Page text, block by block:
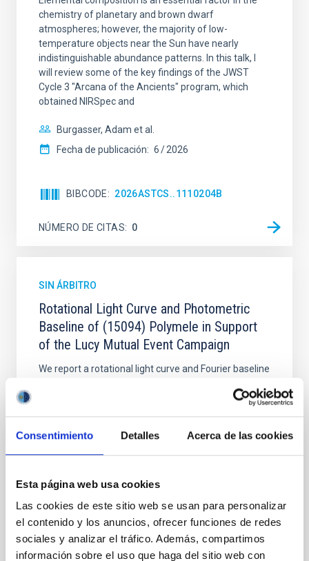
Consentimiento Detalles Acerca de las cookies
Esta página web usa cookies
Las cookies de este sitio web se usan para personalizar
el contenido y los anuncios, ofrecer funciones de redes
sociales y analizar el tráfico. Además, compartimos
información sobre el uso que haga del sitio web con
chemistry of planetary and brown dwarf
atmospheres; however, the majority of low-
temperature objects near the Sun have nearly
indistinguishable abundance patterns. In this talk, I
will review some of the key findings of the JWST
Cycle 3 "Arcana of the Ancients" program, which
obtained NIRSpec and
Burgasser, Adam et al.
Fecha de publicación: 6 2026
BIBCODE 2026ASTCS..1110204B
NÚMERO DE CITAS 0
SIN ÁRBITRO
Rotational Light Curve and Photometric
Baseline of (15094) Polymele in Support
of the Lucy Mutual Event Campaign
We report a rotational light curve and Fourier baseline
primary target of the NASA Lucy mission, obtained
Minimization over the combined two-night dataset
yields P rot = 5.762 ± 0.051 hr and a peak-to-peak
Alarcon, Miguel R. et al.
Fecha de publicación: 5 2026